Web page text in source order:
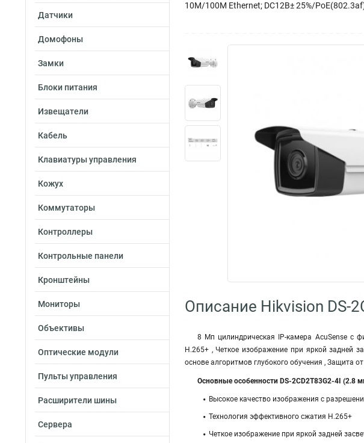
Датчики
Домофоны
Замки
Блоки питания
Извещатели
Кабель
Клавиатуры управления
Кожух
Коммутаторы
Контроллеры
Контрольные панели
Кронштейны
Мониторы
Объективы
Оптические модули
Пульты управления
Расширители шины
Сервера
10M/100M Ethernet; DC12В± 25%/
Описание Hikvision DS-
8 Мп цилиндрическая IP-камера AcuSense с
H.265+ , Четкое изображение при яркой задней
основе алгоритмов глубокого обучения , Защита
Основные особенности DS-2CD2T83G2-4I (2.8
Высокое качество изображения с
Технология эффективного сжатия H.265+
Четкое изображение при яркой задней